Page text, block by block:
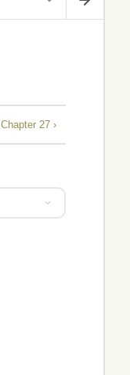
Chapter 27 ›